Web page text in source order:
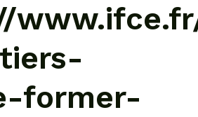
former-